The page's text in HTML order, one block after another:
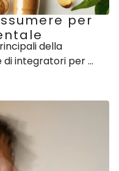
per
della
integratori per ...